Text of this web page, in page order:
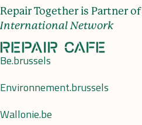
Repair Together is Partner of
International Network
Be.brussels
Environnement.brussels
Wallonie.be